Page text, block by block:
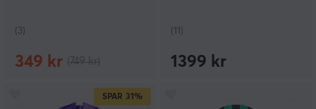
(3)
349 kr
(11)
1399 kr
SPAR 31%